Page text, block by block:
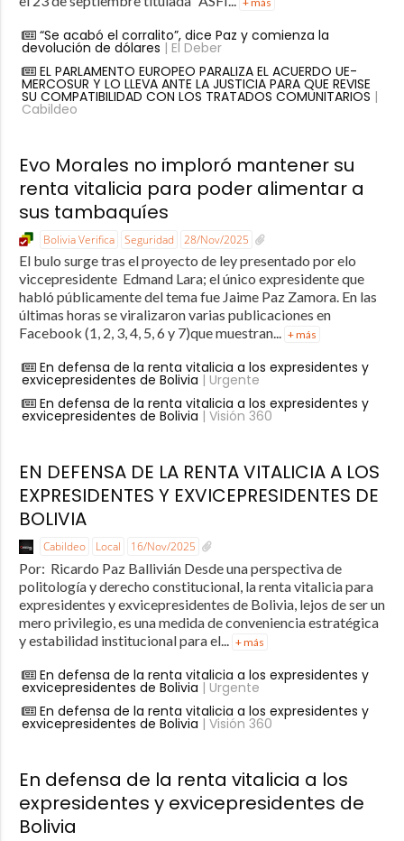
“Se acabó el corralito”, dice Paz y comienza la
devolución de dólares | El Deber
EL PARLAMENTO EUROPEO PARALIZA EL ACUERDO UE-
MERCOSUR Y LO LLEVA ANTE LA JUSTICIA PARA QUE REVISE
SU COMPATIBILIDAD CON LOS TRATADOS COMUNITARIOS |
Cabildeo
Evo Morales no imploró mantener su
renta vitalicia para poder alimentar a
sus tambaquíes
Bolivia Verifica Seguridad 28/Nov/2025
El bulo surge tras el proyecto de ley presentado por elo
viccepresidente Edmand Lara; el único expresidente que
habló públicamente del tema fue Jaime Paz Zamora. En las
últimas horas se viralizaron varias publicaciones en
Facebook (1, 2, 3, 4, 5, 6 y 7)que muestran... + más
En defensa de la renta vitalicia a los expresidentes y
exvicepresidentes de Bolivia | Urgente
En defensa de la renta vitalicia a los expresidentes y
exvicepresidentes de Bolivia | Visión 360
EN DEFENSA DE LA RENTA VITALICIA A LOS
EXPRESIDENTES Y EXVICEPRESIDENTES DE
BOLIVIA
Cabildeo Local 16/Nov/2025
Por: Ricardo Paz Ballivián Desde una perspectiva de
politología y derecho constitucional, la renta vitalicia para
expresidentes y exvicepresidentes de Bolivia, lejos de ser un
mero privilegio, es una medida de conveniencia estratégica
y estabilidad institucional para el... + más
En defensa de la renta vitalicia a los expresidentes y
exvicepresidentes de Bolivia | Urgente
En defensa de la renta vitalicia a los expresidentes y
exvicepresidentes de Bolivia | Visión 360
En defensa de la renta vitalicia a los
expresidentes y exvicepresidentes de
Bolivia